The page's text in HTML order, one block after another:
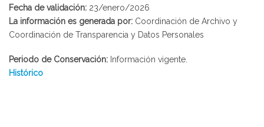
Fecha de validación: 23/enero/2026
La información es generada por: Coordinación de Archivo y
Coordinación de Transparencia y Datos Personales
Periodo de Conservación: Información vigente.
Histórico